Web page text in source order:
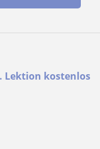
Lektion kostenlos